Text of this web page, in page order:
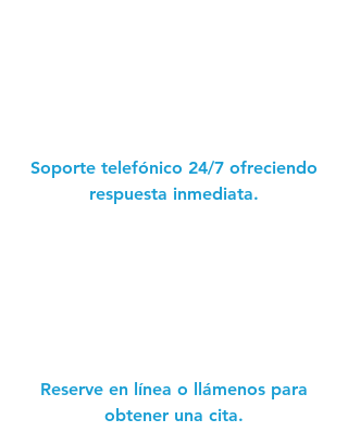
Soporte telefónico 24/7 ofreciendo
respuesta inmediata.
Reserve en línea o llámenos para
obtener una cita.